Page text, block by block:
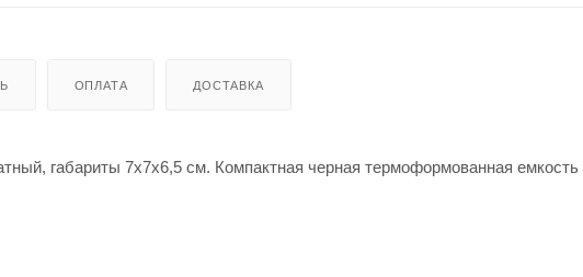
ОПЛАТА ДОСТАВКА
габариты 7х7х6,5 см. Компактная черная термоформованная емкость